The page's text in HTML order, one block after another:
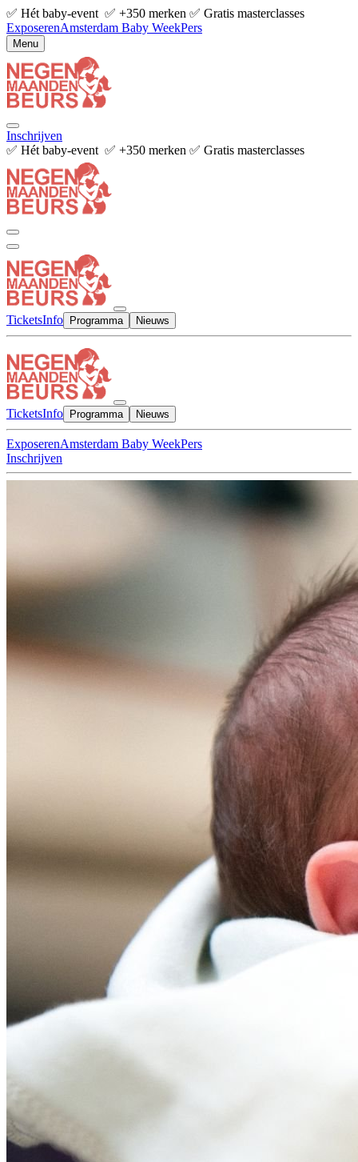
✅ Hét baby-event ✅ +350 merken ✅ Gratis masterclasses
ExposerenAmsterdam Baby WeekPers
Menu
Inschrijven
✅ Hét baby-event ✅ +350 merken ✅ Gratis masterclasses
TicketsInfo Programma Nieuws
TicketsInfo Programma Nieuws
ExposerenAmsterdam Baby WeekPers
Inschrijven